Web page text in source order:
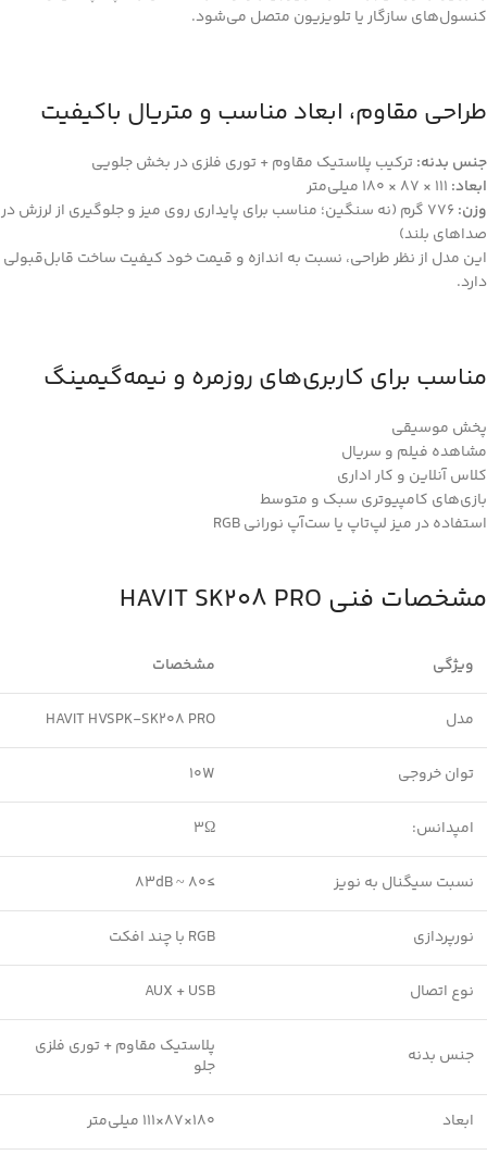
کنسول‌های سازگار یا تلویزیون متصل می‌شود.
طراحی مقاوم، ابعاد مناسب و متریال باکیفیت
جنس بدنه:ترکیب پلاستیک مقاوم + توری فلزی در بخش جلویی
ابعاد:
وزن:
776 گرم (نه سنگین؛ مناسب برای پایداری روی میز و جلوگیری از لرزش در
صداهای بلند)
این مدل از نظر طراحی، نسبت به اندازه و قیمت خود کیفیت ساخت قابل‌قبولی
دارد.
مناسب برای کاربری‌های روزمره و نیمه‌گیمینگ
پخش موسیقی
مشاهده فیلم و سریال
کلاس آنلاین و کار اداری
بازی‌های کامپیوتری سبک و متوسط
استفاده در میز لپ‌تاپ یا ست‌آپ نورانی RGB
مشخصات فنی HAVIT SK208 PRO
ویژگی مشخصات
مدل HAVIT HVSPK-SK208 PRO
توان خروجی 10W
امپدانس: 3Ω
نسبت سیگنال به نویز ≥80 ~ 83dB
نورپردازی RGB با چند افکت
نوع اتصال AUX + USB
جنس بدنه
پلاستیک مقاوم + توری فلزی
جلو
ابعاد 180×87×111 میلی‌متر